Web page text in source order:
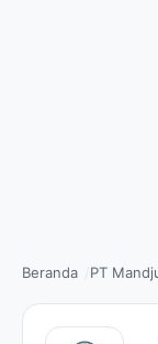
Beranda PT